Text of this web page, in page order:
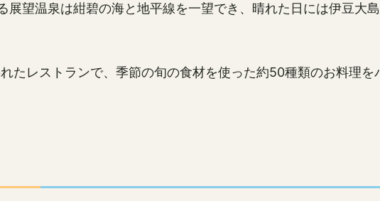
展望温泉は紺碧の海と地平線を一望でき、晴れた日には伊豆大
たレストランで、季節の旬の食材を使った約50種類のお料理